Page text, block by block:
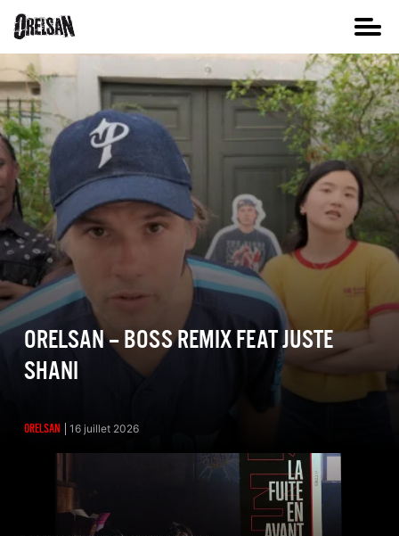
ORELSAN – BOSS REMIX FEAT JUSTE
SHANI
ORELSAN 16 juillet 2026